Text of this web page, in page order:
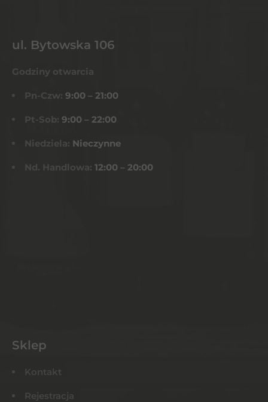
ul. Bytowska 106
Godziny otwarcia
Pn-Czw: 9:00 – 21:00
Pt-Sob: 9:00 – 22:00
Niedziela: Nieczynne
Nd. Handlowa: 12:00 – 20:00
Sklep
Kontakt
Rejestracja